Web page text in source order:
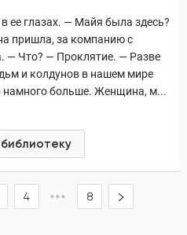
ее глазах. — Майя была здесь?
пришла, за компанию с
— Что? — Проклятие. — Разве
и колдунов в нашем мире
намного больше. Женщина, м...
4 ••• 8